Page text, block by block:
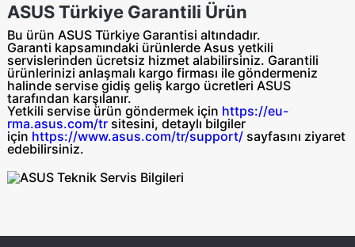
ASUS Türkiye Garantili Ürün
Bu ürün ASUS Türkiye Garantisi altındadır.
Garanti kapsamındaki ürünlerde Asus yetkili
servislerinden ücretsiz hizmet alabilirsiniz. Garantili
ürünlerinizi anlaşmalı kargo firması ile göndermeniz
halinde servise gidiş geliş kargo ücretleri ASUS
tarafından karşılanır.
Yetkili servise ürün göndermek için https://eu-
rma.asus.com/tr sitesini, detaylı bilgiler
için https://www.asus.com/tr/support/ sayfasını ziyaret
edebilirsiniz.